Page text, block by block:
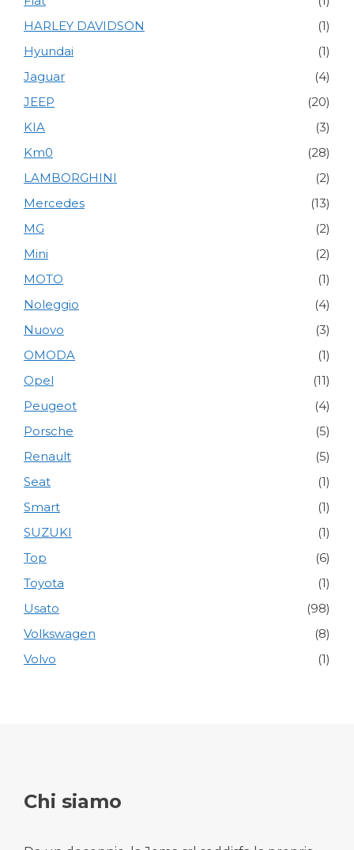
HARLEY DAVIDSON
(1)
Hyundai
(1)
Jaguar
(4)
JEEP
(20)
KIA
(3)
Km0
(28)
LAMBORGHINI
(2)
Mercedes
(13)
MG
(2)
Mini
(2)
MOTO
(1)
Noleggio
(4)
Nuovo
(3)
OMODA
(1)
Opel
(11)
Peugeot
(4)
Porsche
(5)
Renault
(5)
Seat
(1)
Smart
(1)
SUZUKI
(1)
Top
(6)
Toyota
(1)
Usato
(98)
Volkswagen
(8)
Volvo
(1)
Chi siamo